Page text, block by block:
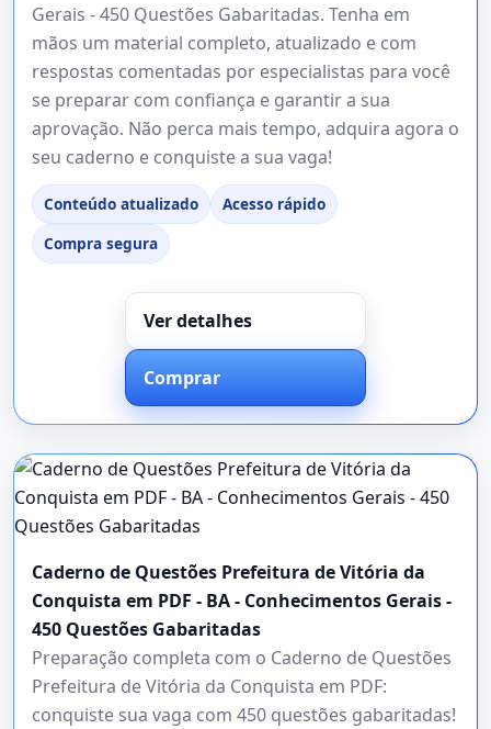
Gerais - 450 Questões Gabaritadas. Tenha em
mãos um material completo, atualizado e com
respostas comentadas por especialistas para você
se preparar com confiança e garantir a sua
aprovação. Não perca mais tempo, adquira agora o
seu caderno e conquiste a sua vaga!
Conteúdo atualizado
Acesso rápido
Compra segura
Ver detalhes
Comprar
Caderno de Questões Prefeitura de Vitória da
Conquista em PDF - BA - Conhecimentos Gerais -
450 Questões Gabaritadas
Preparação completa com o Caderno de Questões
Prefeitura de Vitória da Conquista em PDF:
conquiste sua vaga com 450 questões gabaritadas!